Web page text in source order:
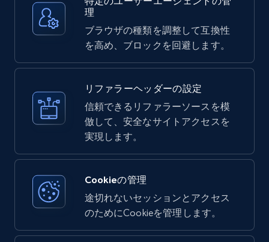
理
ブラウザの種類を調整して互換性
を高め、ブロックを回避します。
リファラーヘッダーの設定
信頼できるリファラーソースを模
倣して、安全なサイトアクセスを
実現します。
Cookieの管理
途切れないセッションとアクセス
のためにCookieを管理します。